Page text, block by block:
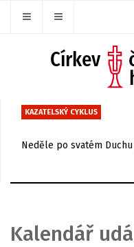
KAZATELSKÝ CYKLUS
Neděle po svatém
Kalendář